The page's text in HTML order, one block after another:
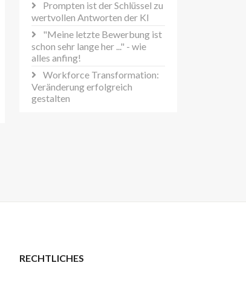
Prompten ist der Schlüssel zu
wertvollen Antworten der KI
"Meine letzte Bewerbung ist
schon sehr lange her ..." - wie
alles anfing!
Workforce Transformation:
Veränderung erfolgreich
gestalten
RECHTLICHES